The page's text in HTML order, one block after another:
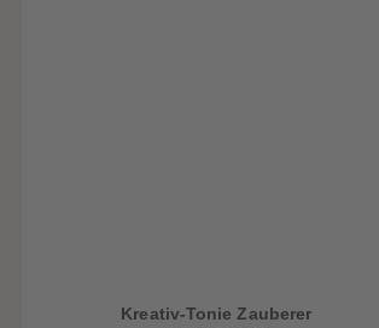
Kreativ-Tonie Zauberer